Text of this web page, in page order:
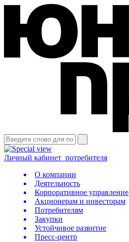
Личный кабинет потребителя
О компании
Деятельность
Корпоративное управление
Акционерам и инвесторам
Потребителям
Закупки
Устойчивое развитие
Пресс-центр